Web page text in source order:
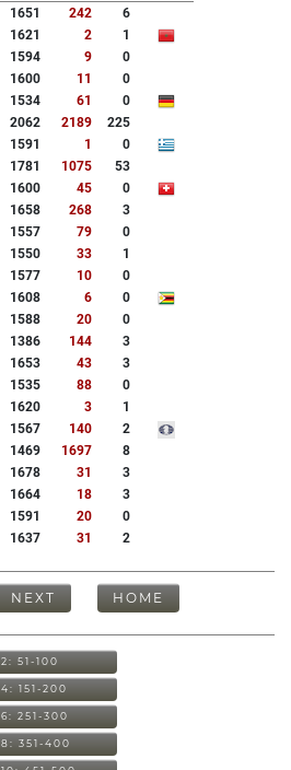
1651 242
6
1621 2
1
1594 9
0
1600 11
0
1534 61
0
2062 2189
225
1591 1
0
1781 1075
53
1600 45
0
1658 268
3
1557 79
0
1550 33
1
1577 10
0
1608 6
0
1588 20
0
1386 144
3
1653 43
3
1535 88
0
1620 3
1
1567 140
2
1469 1697
8
1678 31
3
1664 18
3
1591 20
0
1637 31 2
NEXT HOME
2: 51-100
4: 151-200
6: 251-300
8: 351-400